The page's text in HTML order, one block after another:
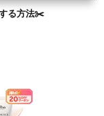
する方法✂️